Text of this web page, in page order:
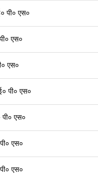
पी० एस०
एस०
एस०
पी० एस०
एस०
एस०
एस०